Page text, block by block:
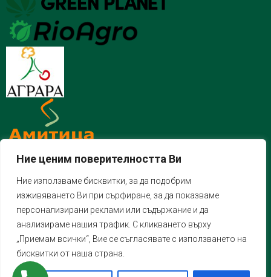
Ние ценим поверителността Ви
Ние използваме бисквитки, за да подобрим
изживяването Ви при сърфиране, за да показваме
персонализирани реклами или съдържание и да
анализираме нашия трафик. С кликването върху
„Приемам всички“, Вие се съгласявате с използването на
бисквитки от наша страна.